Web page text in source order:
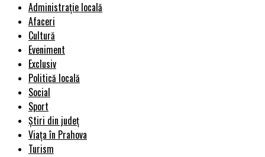
Administrație locală
Afaceri
Cultură
Eveniment
Exclusiv
Politică locală
Social
Sport
Știri din județ
Viața în Prahova
Turism